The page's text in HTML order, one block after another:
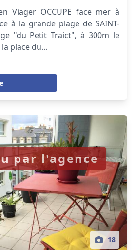
Viager OCCUPE face mer à
à la grande plage de SAINT-
"du Petit Traict", à 300m le
place du...
18
par l'agence